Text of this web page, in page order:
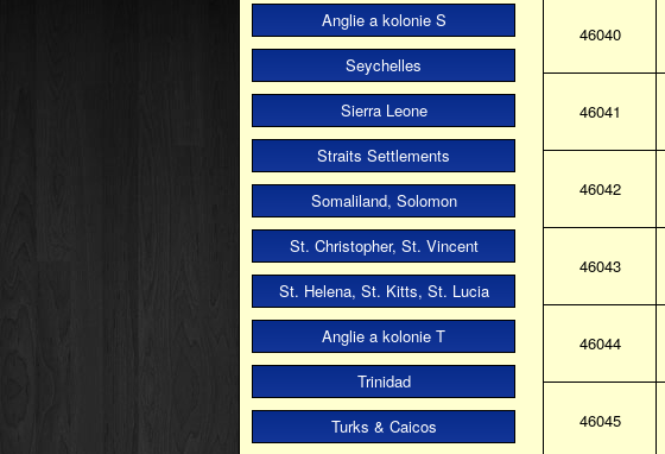
Anglie a kolonie S
Seychelles
Sierra Leone
Straits Settlements
Somaliland, Solomon
St. Christopher, St. Vincent
St. Helena, St. Kitts, St. Lucia
Anglie a kolonie T
Trinidad
Turks & Caicos
46040
46041
46042
46043
46044
46045